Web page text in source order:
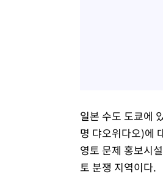
일본 수도 도쿄에
명 댜오위다오)에
영토 문제 홍보시
토 분쟁 지역이다.